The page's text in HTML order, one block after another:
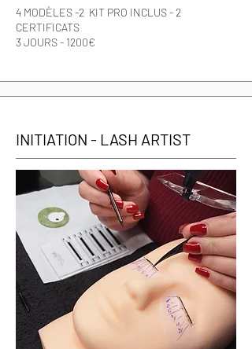
4 MODÈLES -2 KIT PRO INCLUS - 2
CERTIFICATS
3 JOURS - 1200€
INITIATION - LASH ARTIST